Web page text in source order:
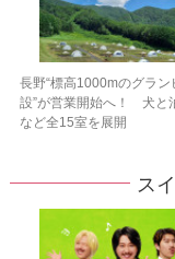
長野“標高1000mのグラン
設”が営業開始へ！ 犬と
など全15室を展開
ス